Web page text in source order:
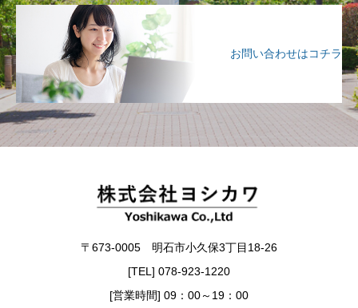
お問い合わせはコチラ
〒673-0005 明石市小久保3丁目18-26
[TEL] 078-923-1220
[営業時間] 09：00～19：00